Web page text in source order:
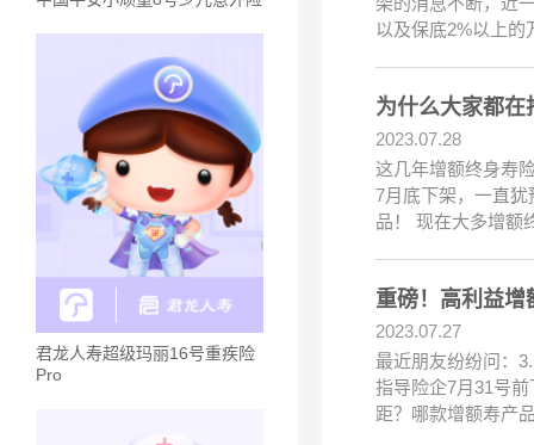
君龙人寿超级玛丽16号重疾险
Pro
以及保底2%以上的
为什么大家都在
2023.07.28
这几年增额终身寿
7月底下架，一直
品！ 现在大多增额
重磅！高利益增
2023.07.27
最近朋友纷纷问：
指导险企7月31号
距？哪款增额寿产